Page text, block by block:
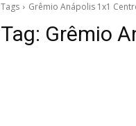
Tags Grêmio Anápolis 1x1
Tag: Grêmio